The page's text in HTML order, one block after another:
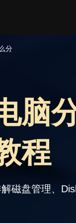
分
脑
程
磁盘管理、